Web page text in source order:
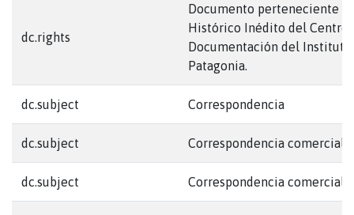
dc.rights
Documento perteneciente
Histórico Inédito del Centro
Documentación del Instituto
Patagonia.
dc.subject Correspondencia
dc.subject Correspondencia comercial
dc.subject Correspondencia comercial